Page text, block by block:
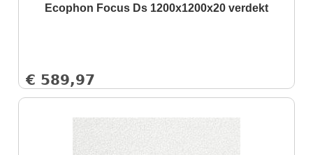
Ecophon Focus Ds 1200x1200x20 verdekt
€ 589,97